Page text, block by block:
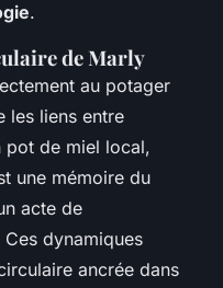
.
de Marly
au potager
les liens entre
pot de miel local,
une mémoire du
acte de
dynamiques
ancrée dans